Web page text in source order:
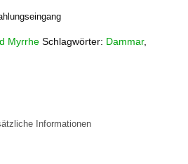
Myrrhe Schlagwörter: Dammar,
Informationen